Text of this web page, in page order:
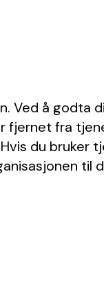
Ved å godta
fra
du